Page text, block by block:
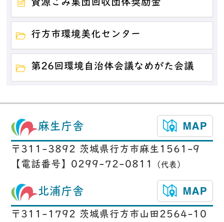
資源ごみ集団回収団体奨励金
行方市環境美化センター
第26回環境自治体会議なめがた会議
麻生庁舎
〒311-3892 茨城県行方市麻生1561-9
【電話番号】0299-72-0811
（代表）
北浦庁舎
〒311-1792 茨城県行方市山田2564-10